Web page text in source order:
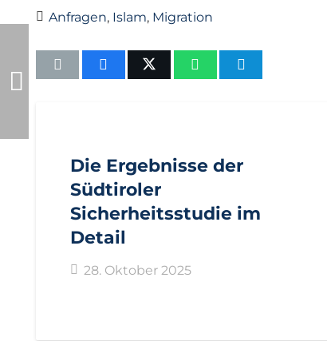
Anfragen, Islam, Migration
Die Ergebnisse der
Südtiroler
Sicherheitsstudie im
Detail
28. Oktober 2025